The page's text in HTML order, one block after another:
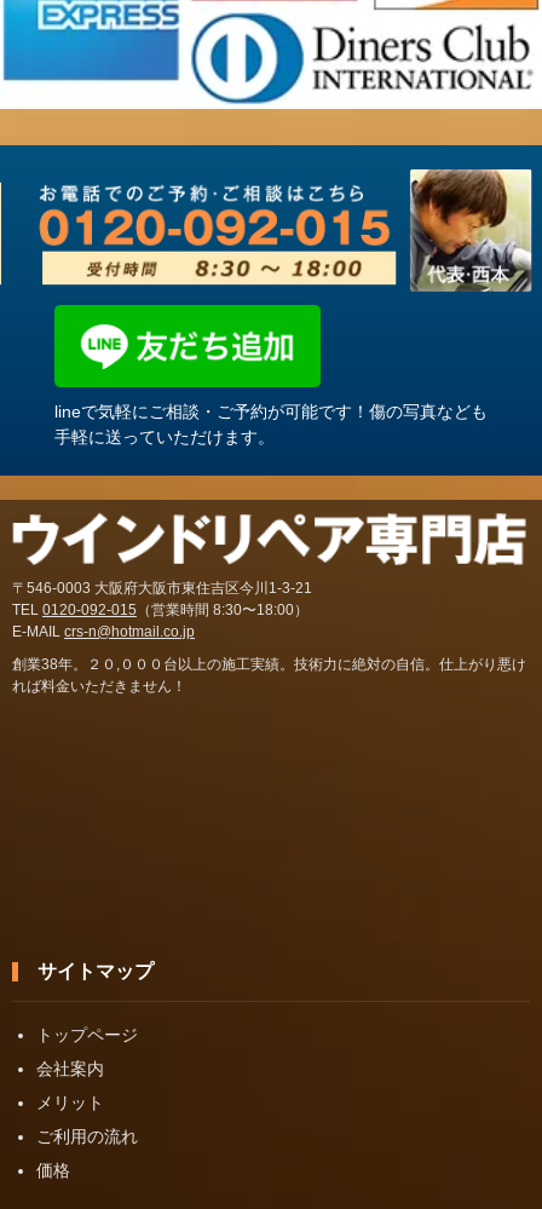
lineで気軽にご相談・ご予約が可能です！傷の写真なども
手軽に送っていただけます。
〒546-0003 大阪府大阪市東住吉区今川1-3-21
TEL 0120-092-015 （営業時間 8:30〜18:00）
E-MAIL crs-n@hotmail.co.jp
創業38年。２０,０００台以上の施工実績。技術力に絶対の自信。仕上がり悪け
れば料金いただきません！
サイトマップ
トップページ
会社案内
メリット
ご利用の流れ
価格